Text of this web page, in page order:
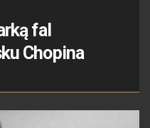
fal
Chopina